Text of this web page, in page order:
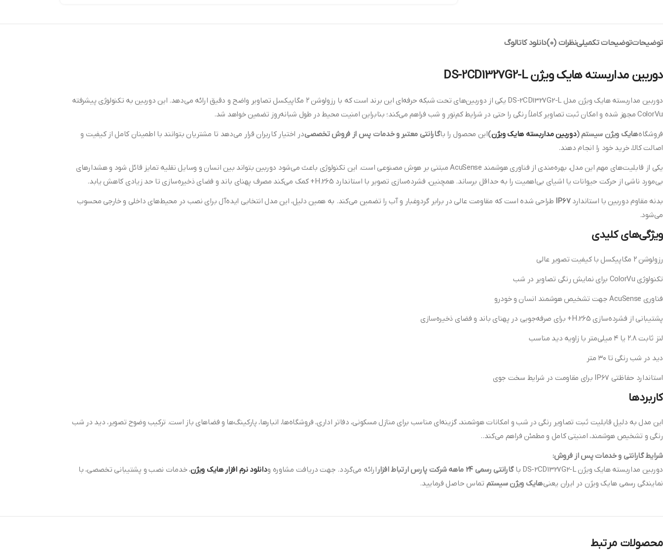
توضیحاتتوضیحات تکمیلینظرات (0) دانلود کاتالوگ
دوربین مداربسته هایک ویژن DS-2CD1327G2-L
دوربین مداربسته هایک ویژن مدل DS-2CD1327G2-L یکی از دوربین‌های تحت شبکه حرفه‌ای این برند است که با رزولوشن ۲ مگاپیکسل تصاویر واضح و دقیق ارائه می‌دهد. این دوربین به تکنولوژی پیشرفته
ColorVu مجهز شده و امکان ثبت تصاویر کاملاً رنگی را حتی در شرایط کم‌نور و شب فراهم می‌کند؛ بنابراین امنیت محیط در طول شبانه‌روز تضمین خواهد شد.
فروشگاههایک ویژن سیستم (دوربین مداربسته هایک ویژن)این محصول را باگارانتی معتبر و خدمات پس از فروش تخصصیدر اختیار کاربران قرار می‌دهد تا مشتریان بتوانند با اطمینان کامل از کیفیت و
اصالت کالا، خرید خود را انجام دهند.
یکی از قابلیت‌های مهم این مدل، بهره‌مندی از فناوری هوشمند AcuSense مبتنی بر هوش مصنوعی است. این تکنولوژی باعث می‌شود دوربین بتواند بین انسان و وسایل نقلیه تمایز قائل شود و هشدارهای
بی‌مورد ناشی از حرکت حیوانات یا اشیای بی‌اهمیت را به حداقل برساند. همچنین، فشرده‌سازی تصویر با استاندارد H.265+ کمک می‌کند مصرف پهنای باند و فضای ذخیره‌سازی تا حد زیادی کاهش یابد.
بدنه مقاوم دوربین با استانداردIP67 طراحی شده است که مقاومت عالی در برابر گردوغبار و آب را تضمین می‌کند. به همین دلیل، این مدل انتخابی ایده‌آل برای نصب در محیط‌های داخلی و خارجی محسوب
می‌شود.
ویژگی‌های کلیدی
رزولوشن ۲ مگاپیکسل با کیفیت تصویر عالی
تکنولوژی ColorVu برای نمایش رنگی تصاویر در شب
فناوری AcuSense جهت تشخیص هوشمند انسان و خودرو
پشتیبانی از فشرده‌سازی H.265+ برای صرفه‌جویی در پهنای باند و فضای ذخیره‌سازی
لنز ثابت ۲.۸ یا ۴ میلی‌متر با زاویه دید مناسب
دید در شب رنگی تا ۳۰ متر
استاندارد حفاظتی IP67 برای مقاومت در شرایط سخت جوی
کاربردها
این مدل به دلیل قابلیت ثبت تصاویر رنگی در شب و امکانات هوشمند، گزینه‌ای مناسب برای منازل مسکونی، دفاتر اداری، فروشگاه‌ها، انبارها، پارکینگ‌ها و فضاهای باز است. ترکیب وضوح تصویر، دید در شب
رنگی و تشخیص هوشمند، امنیتی کامل و مطمئن فراهم می‌کند..
شرایط گارانتی و خدمات پس از فروش:
دوربین مداربسته هایک ویژن DS-2CD1327G2-L با
گارانتی رسمی 24 ماهه شرکت پارس ارتباط افزار ارائه می‌گردد. جهت دریافت مشاوره ودانلود نرم افزار هایک ویژن، خدمات نصب و پشتیبانی تخصصی، با
نمایندگی رسمی هایک ویژن در ایران یعنیهایک ویژن سیستمتماس حاصل فرمایید.
محصولات مرتبط